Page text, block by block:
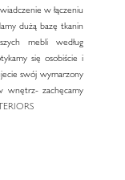
w łączeniu
dużą bazę tkanin
mebli według
się osobiście i
swój wymarzony
wnętrz- zachęcamy